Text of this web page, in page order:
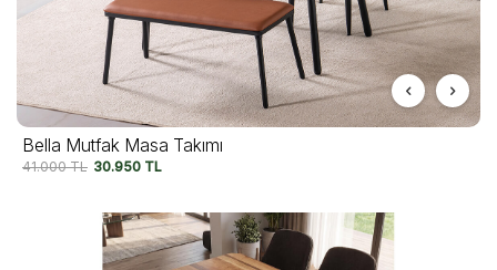
Bella Mutfak Masa Takımı
41.000TL 30.950 TL